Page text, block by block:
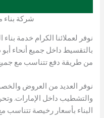
شركة بناء
نوفر لعملائنا الكرام خدمة
بالتقسيط داخل جميع أنحاء
من طريقة دفع تتناسب مع جميع
نوفر العديد من العروض
والتشطيب داخل الإمارات.
البناء بأسعار رخيصة تتناسب